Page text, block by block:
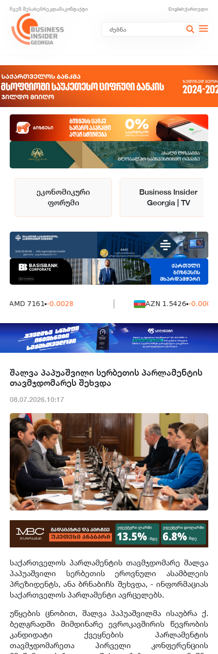
ჩვენ შესახებრეკლამაკონტაქტი Englishქართული
ეკონომიკური
ფორუმი
Business Insider
Georgia | TV
AMD 7161 -0.0028 AZN 1.5426 -0.0004
შალვა პაპუაშვილი სერბეთის პარლამენტის
თავმჯდომარეს შეხვდა
08.07.2026.10:17
საქართველოს პარლამენტის თავმჯდომარე შალვა
პაპუაშვილი სერბეთის ეროვნული ასამბლეის
პრეზიდენტს, ანა ბრნაბიჩს შეხვდა, - ინფორმაციას
საქართველოს პარლამენტი ავრცელებს.
უწყების ცნობით, შალვა პაპუაშვილმა ისაუბრა ქ.
ბელგრადში მიმდინარე ევროკავშირის წევრობის
კანდიდატი ქვეყნების პარლამენტის
თავმჯდომარეთა პირველი კონფერენციის